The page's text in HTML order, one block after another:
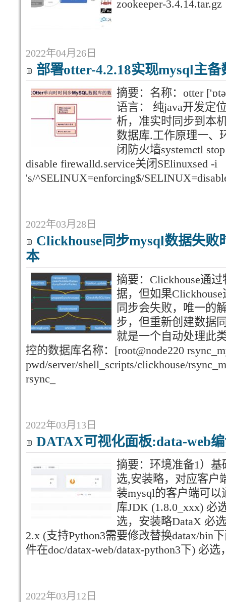
zookeeper-
2022年04月26日
部署otter-4.2.18实现mysql主
摘要：名称：otter
语言： 纯java开发定
析，准实时同步到本
数据库.工作原理一、
闭防火墙systemctl
disable firewalld.service关闭SElinuxsed -i
's/^SELINUX=enforcing$/
2022年03月28日
Clickhouse同步mysql数据失
本
摘要：Clickhouse通
据，但如果
同步会失败，唯一的
步，但重新创建数据
就是一个自动处理此
控的数据库名称：[root@node220
pwd/server/shell_scripts/clickhouse/
rsync_
2022年03月13日
DATAX可视化面板:data-web
摘要：环境准备1）基
选,安装略，对应客户
装mysql的客户端可
库JDK (1.8.0_xxx) 必
选，安装略DataX 必
2.x (支持Python3需要修改替换datax/bin
件在doc/datax-web/datax-python3下) 必
2022年03月12日